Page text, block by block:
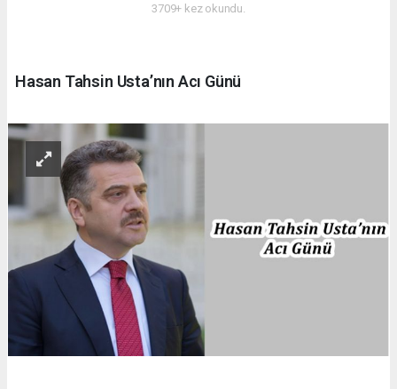
3709+ kez okundu.
Hasan Tahsin Usta’nın Acı Günü